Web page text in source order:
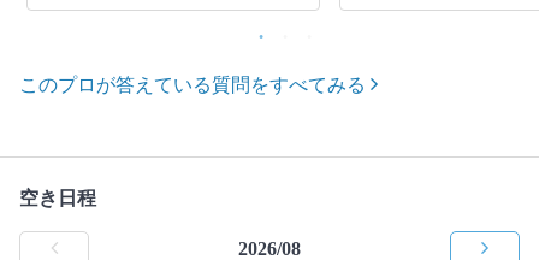
このプロが答えている質問をすべてみる
空き日程
2026/08